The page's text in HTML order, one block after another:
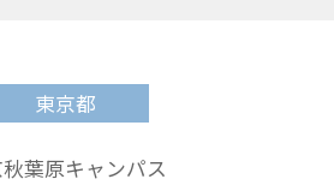
東京都
葉原キャンパス